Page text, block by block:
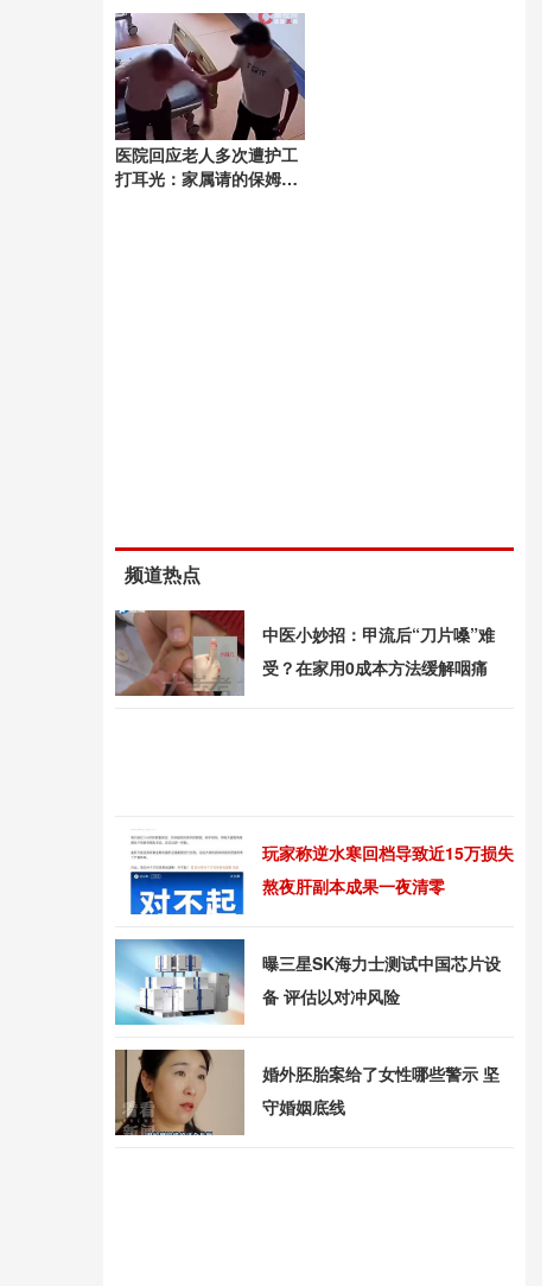
雨
医院回应老人多次遭护工
打耳光：家属请的保姆，
频道热点
中医小妙招：甲流后“刀片嗓”难
受？在家用0成本方法缓解咽痛
玩家称逆水寒回档导致近15万损失
熬夜肝副本成果一夜清零
曝三星SK海力士测试中国芯片设
备 评估以对冲风险
婚外胚胎案给了女性哪些警示 坚
守婚姻底线